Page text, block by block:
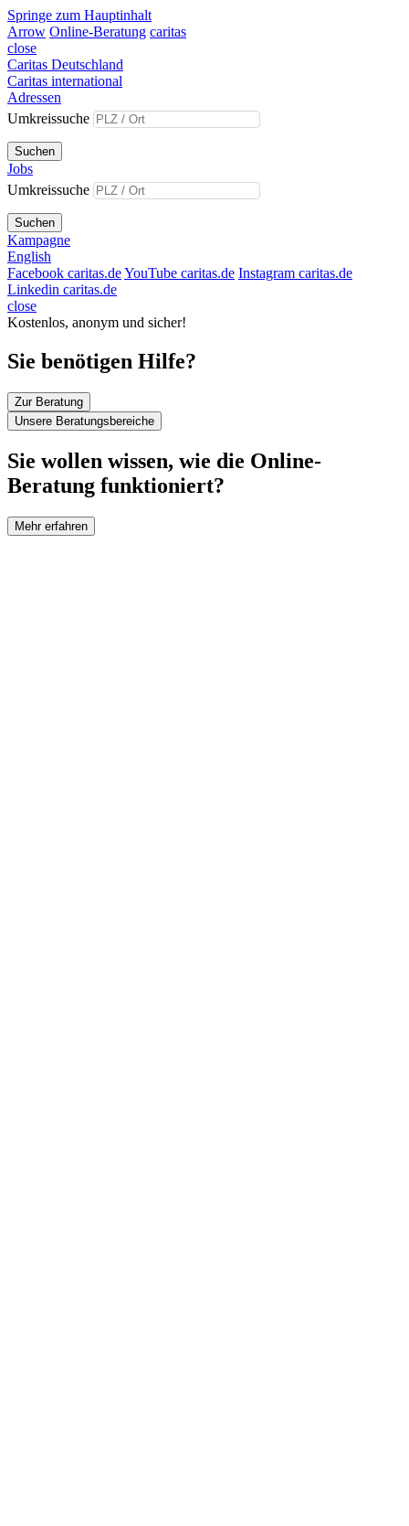
Springe zum Hauptinhalt
Arrow Online-Beratung caritas
close
Caritas Deutschland
Caritas international
Adressen
Umkreissuche
Suchen
Jobs
Umkreissuche
Suchen
Kampagne
English
Facebook caritas.deYouTube caritas.de Instagram caritas.de
Linkedin caritas.de
close
Kostenlos, anonym und sicher!
Sie benötigen Hilfe?
Zur Beratung
Unsere Beratungsbereiche
Sie wollen wissen, wie die Online-
Beratung funktioniert?
Mehr erfahren